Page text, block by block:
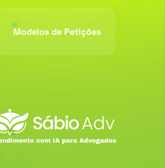
Modelos de Petições